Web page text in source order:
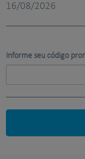
16/08/2026
Informe seu código